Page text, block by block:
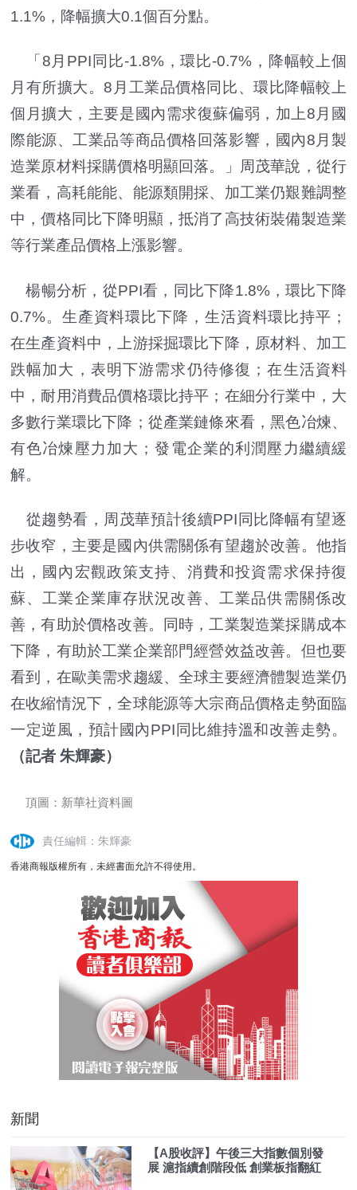
1.1%，降幅擴大0.1個百分點。
「8月PPI同比-1.8%，環比-0.7%，降幅較上個
月有所擴大。8月工業品價格同比、環比降幅較上
個月擴大，主要是國內需求復蘇偏弱，加上8月國
際能源、工業品等商品價格回落影響，國內8月製
造業原材料採購價格明顯回落。」周茂華說，從行
業看，高耗能能、能源類開採、加工業仍艱難調整
中，價格同比下降明顯，抵消了高技術裝備製造業
等行業產品價格上漲影響。
楊暢分析，從PPI看，同比下降1.8%，環比下降
0.7%。生產資料環比下降，生活資料環比持平；
在生產資料中，上游採掘環比下降，原材料、加工
跌幅加大，表明下游需求仍待修復；在生活資料
中，耐用消費品價格環比持平；在細分行業中，大
多數行業環比下降；從產業鏈條來看，黑色冶煉、
有色冶煉壓力加大；發電企業的利潤壓力繼續緩
解。
從趨勢看，周茂華預計後續PPI同比降幅有望逐
步收窄，主要是國內供需關係有望趨於改善。他指
出，國內宏觀政策支持、消費和投資需求保持復
蘇、工業企業庫存狀況改善、工業品供需關係改
善，有助於價格改善。同時，工業製造業採購成本
下降，有助於工業企業部門經營效益改善。但也要
看到，在歐美需求趨緩、全球主要經濟體製造業仍
在收縮情況下，全球能源等大宗商品價格走勢面臨
一定逆風，預計國內PPI同比維持溫和改善走勢。
（記者 朱輝豪）
頂圖：新華社資料圖
責任編輯：朱輝豪
香港商報版權所有，未經書面允許不得使用。
新聞
【A股收評】午後三大指數個別發
展 滬指續創階段低 創業板指翻紅